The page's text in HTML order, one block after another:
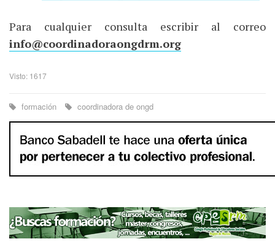
Para cualquier consulta escribir al correo
info@coordinadoraongdrm.org
Visto: 1617
formación coordinadora de ongd